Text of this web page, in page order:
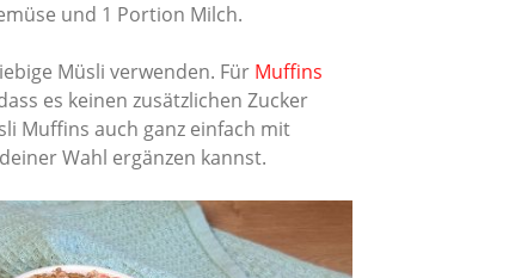
und 1 Portion Milch.
Müsli verwenden. Für Muffins
es keinen zusätzlichen Zucker
Muffins auch ganz einfach mit
Wahl ergänzen kannst.